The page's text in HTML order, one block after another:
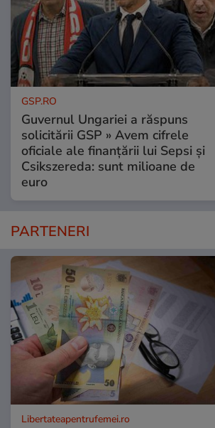
GSP.RO
Guvernul Ungariei a răspuns
solicitării GSP » Avem cifrele
oficiale ale finanțării lui Sepsi și
Csikszereda: sunt milioane de
euro
PARTENERI
Libertateapentrufemei.ro